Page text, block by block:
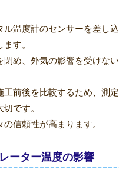
ル温度計のセンサーを差し
す。
閉め、外気の影響を受けな
工前後を比較するため、測
です。
信頼性が高まります。
ーター温度の影響